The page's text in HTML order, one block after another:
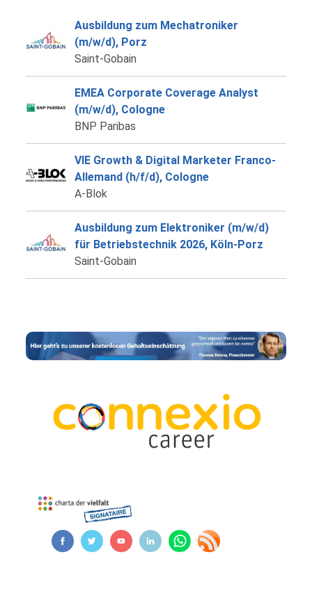
Ausbildung zum Mechatroniker
(m/w/d), Porz
Saint-Gobain
EMEA Corporate Coverage Analyst
(m/w/d), Cologne
BNP Paribas
VIE Growth & Digital Marketer Franco-
Allemand (h/f/d), Cologne
A-Blok
Ausbildung zum Elektroniker (m/w/d)
für Betriebstechnik 2026, Köln-Porz
Saint-Gobain